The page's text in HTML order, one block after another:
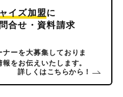
イズ加盟に
合せ・資料請求
ーを大募集しておりま
をお伝えいたします。
詳しくはこちらから！